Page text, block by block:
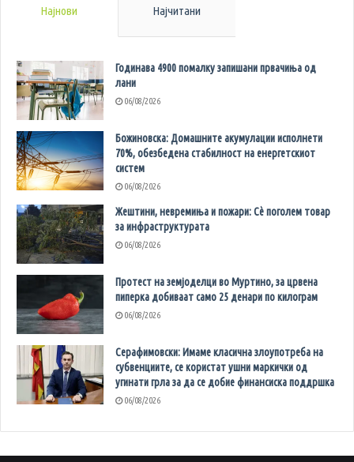
Најнови Најчитани
Годинава 4900 помалку запишани првачиња од
лани
06/08/2026
Божиновска: Домашните акумулации исполнети
70%, обезбедена стабилност на енергетскиот
систем
06/08/2026
Жештини, невремиња и пожари: Сè поголем товар
за инфраструктурата
06/08/2026
Протест на земјоделци во Муртино, за црвена
пиперка добиваат само 25 денари по килограм
06/08/2026
Серафимовски: Имаме класична злоупотреба на
субвенциите, се користат ушни маркички од
угинати грла за да се добие финансиска поддршка
06/08/2026